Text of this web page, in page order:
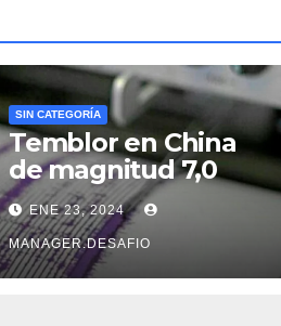
SIN CATEGORÍA
Temblor en China
de magnitud 7,0
sacudió la provincia
de Xinjiang
ENE 23, 2024
MANAGER.DESAFIO